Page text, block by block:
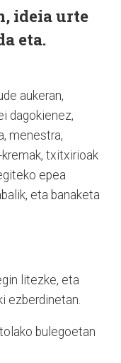
ideia urte
eta.
aukeran,
dagokienez,
menestra,
kremak, txitxirioak
epea
eta banaketa
litezke, eta
ezberdinetan.
bulegoetan